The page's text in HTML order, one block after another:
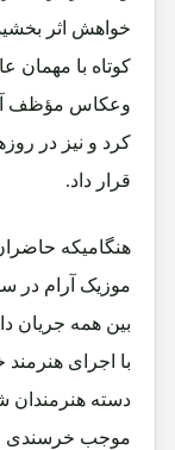
خواهش اثر
کوتاه با مهمان
وعکاس مؤظف
کرد و نیز در
قرار داد.
هنگامیکه
موزیک آرام در
بین همه جریان
با اجرای
دسته هنرمندان
موجب خرسندی